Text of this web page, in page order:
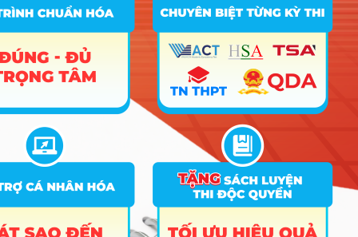
Đề án tuyển sinh
➜Điểm chuẩn Đại học
➜Xếp hạng điểm thi